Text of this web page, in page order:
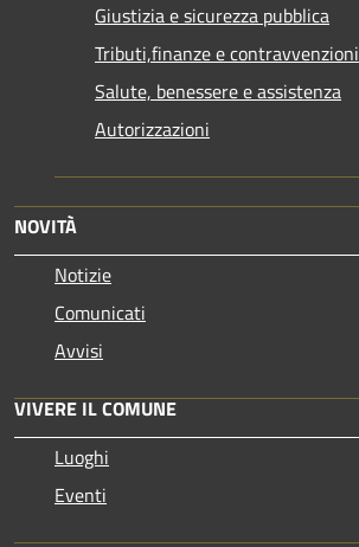
Giustizia e sicurezza pubblica
Tributi,finanze e contravvenzioni
Salute, benessere e assistenza
Autorizzazioni
NOVITÀ
Notizie
Comunicati
Avvisi
VIVERE IL COMUNE
Luoghi
Eventi